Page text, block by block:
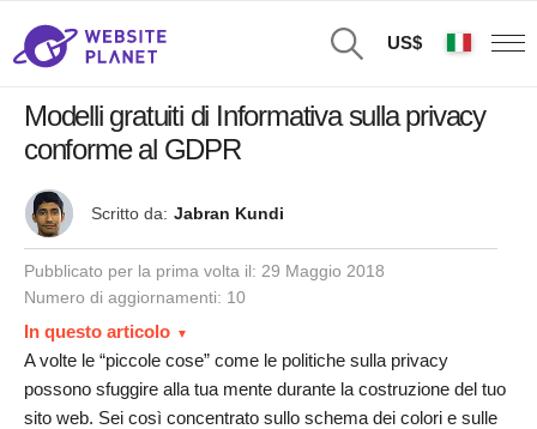
US$
Modelli gratuiti di Informativa sulla privacy
conforme al GDPR
Scritto da: Jabran Kundi
Pubblicato per la prima volta il: 29 Maggio 2018
Numero di aggiornamenti: 10
In questo articolo
A volte le “piccole cose” come le politiche sulla privacy
possono sfuggire alla tua mente durante la costruzione del tuo
sito web. Sei così concentrato sullo schema dei colori e sulle